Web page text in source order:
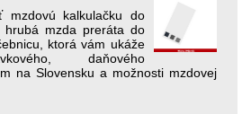
mzdovú kalkulačku do
mzda preráta do
ktorá vám ukáže
daňového
na Slovensku a možnosti mzdovej